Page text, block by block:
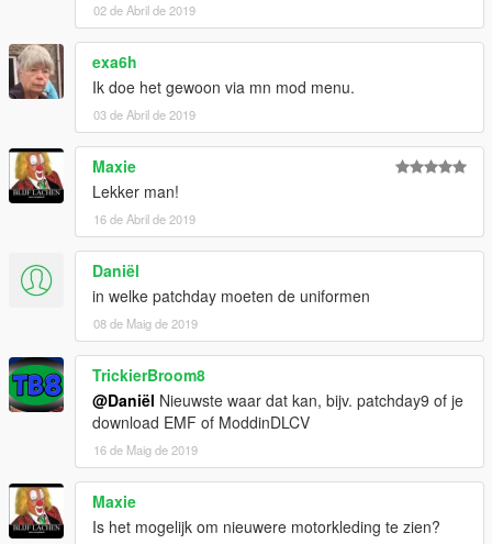
02 de Abril de 2019
exa6h
Ik doe het gewoon via mn mod menu.
03 de Abril de 2019
Maxie
Lekker man!
16 de Abril de 2019
Daniël
in welke patchday moeten de uniformen
08 de Maig de 2019
TrickierBroom8
@Daniël Nieuwste waar dat kan, bijv. patchday9 of je
download EMF of ModdinDLCV
16 de Maig de 2019
Maxie
Is het mogelijk om nieuwere motorkleding te zien?